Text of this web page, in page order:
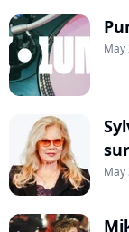
May
May